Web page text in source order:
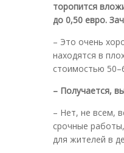
торопится
до 0,50 евро.
– Это очень
находятся в
стоимостью
– Получается,
– Нет, не всем,
срочные
для жителей в